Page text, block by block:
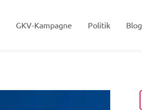
GKV-Kampagne Politik Blog